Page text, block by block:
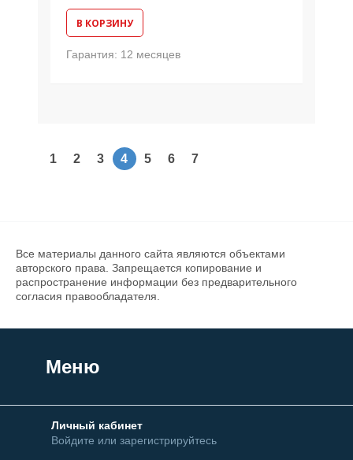
В КОРЗИНУ
Гарантия: 12 месяцев
1 2 3 4 5 6 7
Все материалы данного сайта являются объектами
авторского права. Запрещается копирование и
распространение информации без предварительного
согласия правообладателя.
Меню
Личный кабинет
Войдите или зарегистрируйтесь